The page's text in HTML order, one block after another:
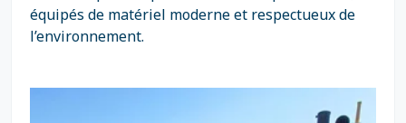
équipés de matériel moderne et respectueux de
l’environnement.